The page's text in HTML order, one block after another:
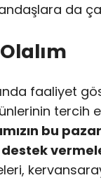
da
faaliyet
tercih
bu
destek